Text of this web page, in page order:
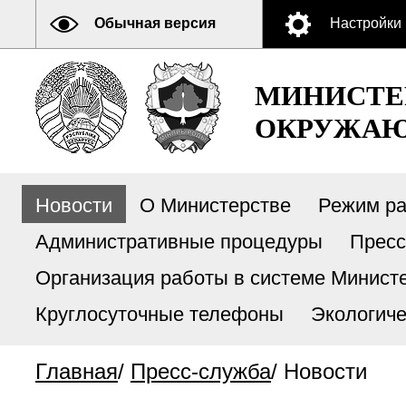
Обычная версия Настройки
Новости О Министерстве
Режим
Административные процедуры
Организация работы в системе
Круглосуточные телефоны
Главная/ Пресс-служба/ Новости